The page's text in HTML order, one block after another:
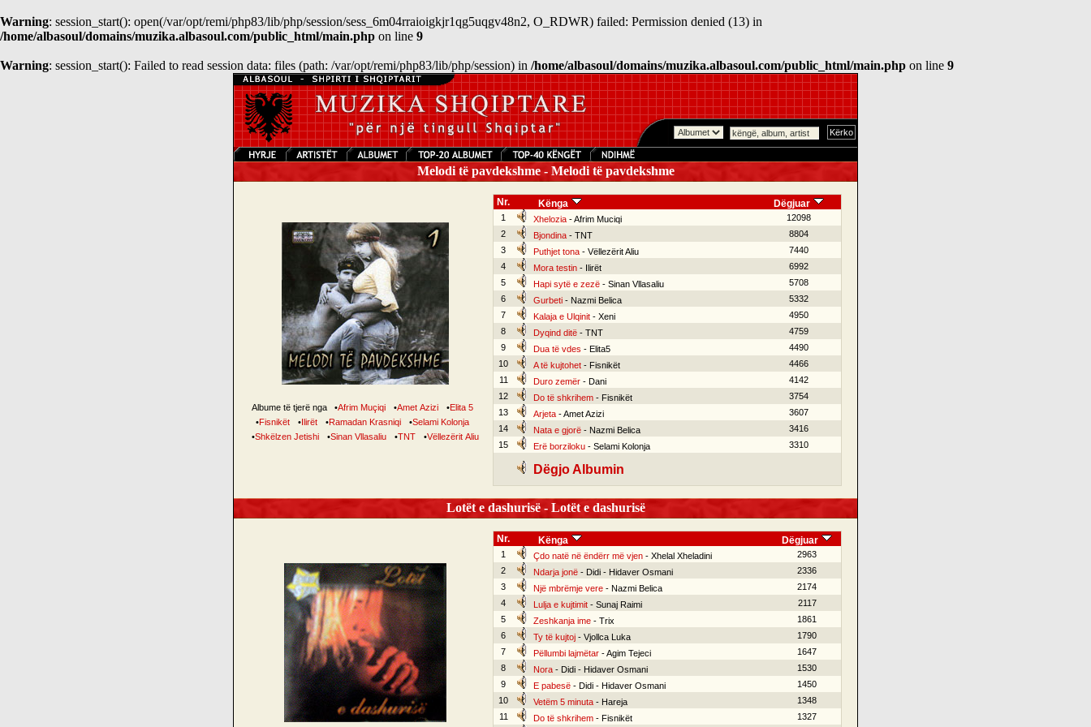
Warning: session_start(): open(/var/opt/remi/php83/lib/php/session/sess_6m04rraioigkjr1qg5uqgv48n2, O_RDWR) failed: Permission denied (13) in
/home/albasoul/domains/muzika.albasoul.com/public_html/main.php on line 9
Warning: session_start(): Failed to read session data: files (path: /var/opt/remi/php83/lib/php/session) in /home/albasoul/domains/muzika.albasoul.com/public_html/main.php on line 9
Melodi të pavdekshme - Melodi të pavdekshme
Albume të tjerë nga •Afrim Muçiqi •Amet Azizi •Elita 5
•Fisnikët •Ilirët •Ramadan Krasniqi •Selami Kolonja
•Shkëlzen Jetishi •Sinan Vllasaliu •TNT •Vëllezërit Aliu
Nr. Kënga Dëgjuar
1 Xhelozia- Afrim Muciqi
12098
2
Bjondina- TNT
8804
3
Puthjet tona- Vëllezërit Aliu
7440
4
Mora testin- Ilirët
6992
5
Hapi sytë e zezë- Sinan Vllasaliu
5708
6
Gurbeti- Nazmi Belica
5332
7
Kalaja e Ulqinit- Xeni
4950
8
Dyqind ditë- TNT
4759
9
Dua të vdes - Elita5
4490
10
A të kujtohet- Fisnikët
4466
11
Duro zemër- Dani
4142
12
Do të shkrihem- Fisnikët
3754
13
Arjeta- Amet Azizi
3607
14
Nata e gjorë- Nazmi Belica
3416
15
Erë borziloku- Selami Kolonja 3310
Dëgjo Albumin
Lotët e dashurisë - Lotët e dashurisë
Nr. Kënga Dëgjuar
1 Çdo natë në ëndërr më vjen- Xhelal Xheladini
2963
2
Ndarja jonë- Didi - Hidaver Osmani
2336
3
Një mbrëmje vere- Nazmi Belica
2174
4
Lulja e kujtimit- Sunaj Raimi
2117
5
Zeshkanja ime- Trix
1861
6
Ty të kujtoj- Vjollca Luka
1790
7
Pëllumbi lajmëtar- Agim Tejeci
1647
8
Nora- Didi - Hidaver Osmani
1530
9
E pabesë- Didi - Hidaver Osmani
1450
10
Vetëm 5 minuta- Hareja
1348
11
Do të shkrihem- Fisnikët 1327